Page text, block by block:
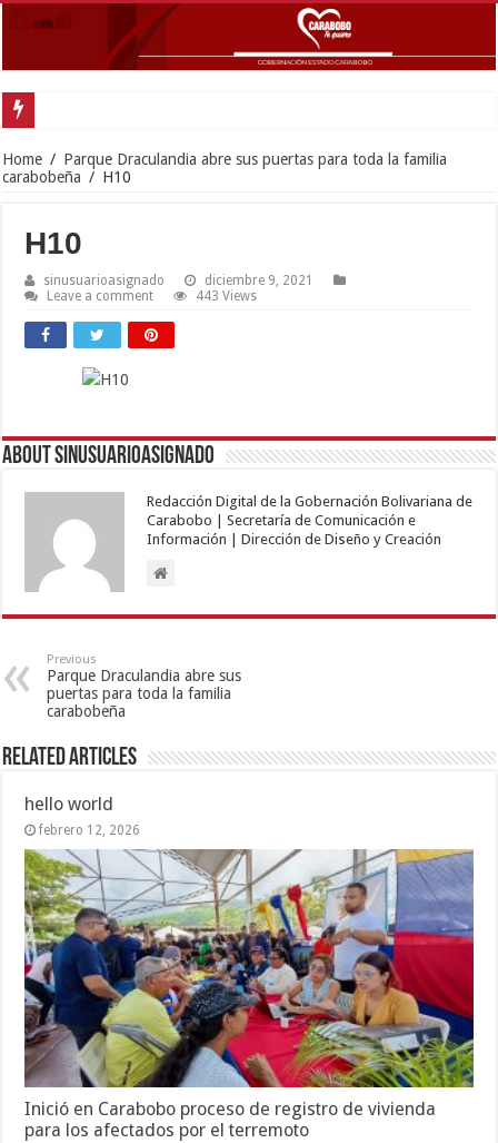
Home / Parque Draculandia abre sus puertas para toda la familia
carabobeña / H10
H10
sinusuarioasignado
diciembre 9, 2021
Leave a comment
443 Views
About sinusuarioasignado
Redacción Digital de la Gobernación Bolivariana de
Carabobo | Secretaría de Comunicación e
Información | Dirección de Diseño y Creación
Previous
Parque Draculandia abre sus
puertas para toda la familia
carabobeña
Related Articles
hello world
febrero 12, 2026
Inició en Carabobo proceso de registro de vivienda
para los afectados por el terremoto